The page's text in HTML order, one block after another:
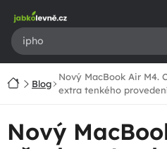
obsah
DomůBlog
Nový MacBook Air M4.
extra tenkého
Nový